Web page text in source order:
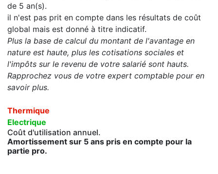
de 5 an(s).
il n'est pas prit en compte dans les résultats de coût
global mais est donné à titre indicatif.
Plus la base de calcul du montant de l'avantage en
nature est haute, plus les cotisations sociales et
l'impôts sur le revenu de votre salarié sont hauts.
Rapprochez vous de votre expert comptable pour en
savoir plus.
Thermique
Electrique
Coût d'utilisation annuel.
Amortissement sur 5 ans pris en compte pour la
partie pro.